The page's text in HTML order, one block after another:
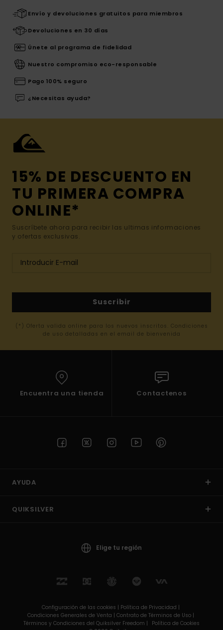
Envío y devoluciones gratuitos para miembros
Devoluciones en 30 días
Únete al programa de fidelidad
Nuestro compromiso eco-responsable
Pago 100% seguro
¿Necesitas ayuda?
15% DE DESCUENTO EN
TU PRIMERA COMPRA
ONLINE*
Suscríbete ahora para recibir las ultimas informaciones
y ofertas exclusivas.
Suscribir
(*) Oferta valida online para los nuevos inscritos. Condiciones
de uso detalladas en el email de bienvenida
Encuentra una tienda Contactenos
AYUDA
QUIKSILVER
Elige tu región
Configuración de las cookies | Política de Privacidad |
Condiciones Generales de Venta | Contrato de Términos de Uso |
Términos y Condiciones del Quiksilver Freedom |
Política de Cookies